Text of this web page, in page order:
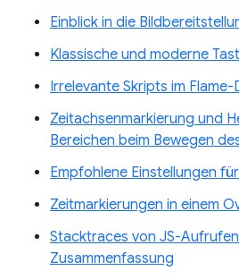
Einblick in die
Klassische und moderne
Irrelevante Skripts im
Zeitachsenmarkierung und
Bereichen beim Bewegen
Empfohlene Einstellungen
Zeitmarkierungen in einem
Stacktraces von JS-
Zusammenfassung